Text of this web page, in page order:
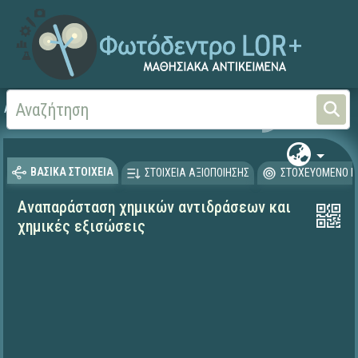
Αρχική Φυσικές Επιστήμες -
ΒΑΣΙΚΑ ΣΤΟΙΧΕΙΑ ΣΤΟΙΧΕΙΑ ΑΞΙΟΠΟΙΗΣΗΣ ΣΤΟΧΕΥΟΜΕΝΟ
Aναπαράσταση χημικών αντιδράσεων και
χημικές εξισώσεις